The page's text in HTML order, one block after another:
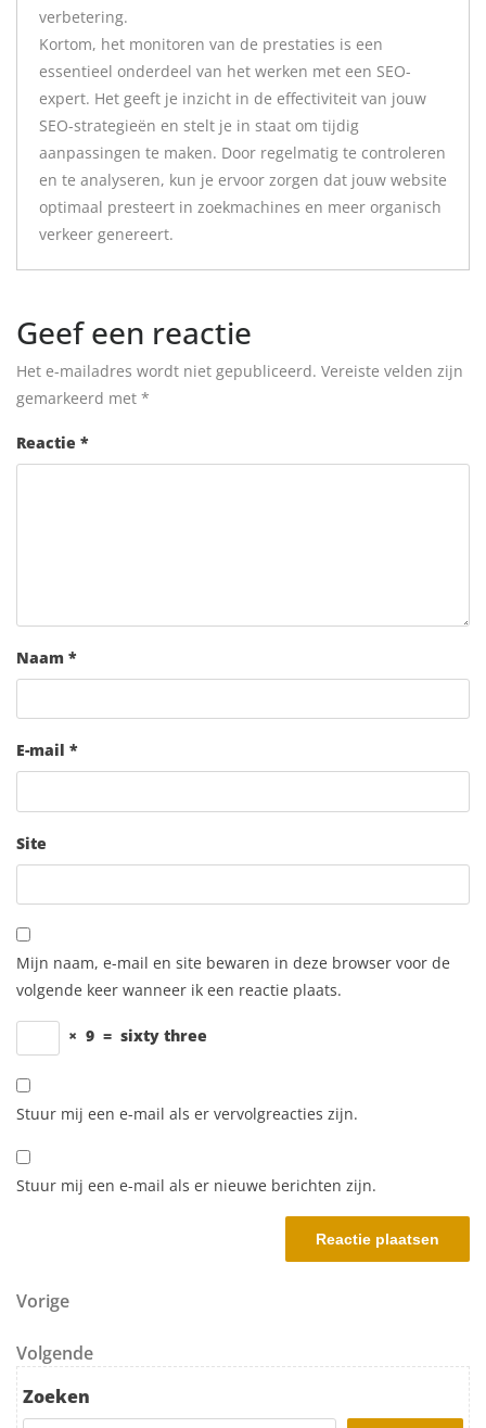
verbetering.
Kortom, het monitoren van de prestaties is een
essentieel onderdeel van het werken met een SEO-
expert. Het geeft je inzicht in de effectiviteit van jouw
SEO-strategieën en stelt je in staat om tijdig
aanpassingen te maken. Door regelmatig te controleren
en te analyseren, kun je ervoor zorgen dat jouw website
optimaal presteert in zoekmachines en meer organisch
verkeer genereert.
Geef een reactie
Het e-mailadres wordt niet gepubliceerd. Vereiste velden zijn
gemarkeerd met *
Reactie *
Naam *
E-mail *
Site
Mijn naam, e-mail en site bewaren in deze browser voor de
volgende keer wanneer ik een reactie plaats.
× 9 = sixty three
Stuur mij een e-mail als er vervolgreacties zijn.
Stuur mij een e-mail als er nieuwe berichten zijn.
Berichtnavigatie
Vorig bericht
Vorige
Volgend bericht
Volgende
Zoeken